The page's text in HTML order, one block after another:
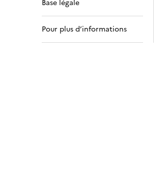
Base légale
Pour plus d’informations